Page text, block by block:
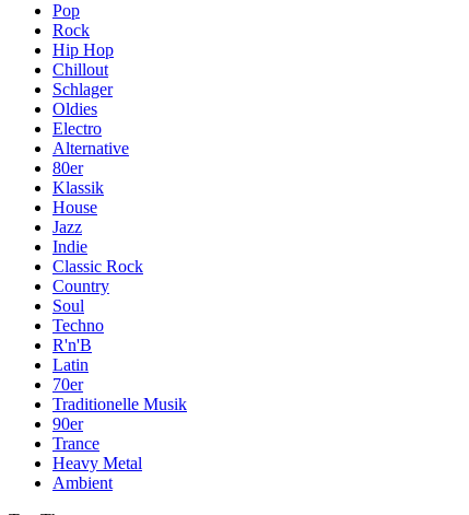
Pop
Rock
Hip Hop
Chillout
Schlager
Oldies
Electro
Alternative
80er
Klassik
House
Jazz
Indie
Classic Rock
Country
Soul
Techno
R'n'B
Latin
70er
Traditionelle Musik
90er
Trance
Heavy Metal
Ambient